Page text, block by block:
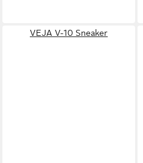
VEJA V-10 Sneaker